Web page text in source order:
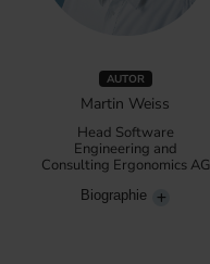
AUTOR
Martin Weiss
Head Software
Engineering and
Consulting Ergonomics AG
Biographie